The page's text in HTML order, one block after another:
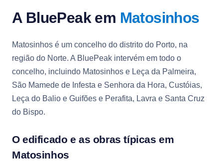
A BluePeak em Matosinhos
Matosinhos é um concelho do distrito do Porto, na
região do Norte. A BluePeak intervém em todo o
concelho, incluindo Matosinhos e Leça da Palmeira,
São Mamede de Infesta e Senhora da Hora, Custóias,
Leça do Balio e Guifões e Perafita, Lavra e Santa Cruz
do Bispo.
O edificado e as obras típicas em
Matosinhos